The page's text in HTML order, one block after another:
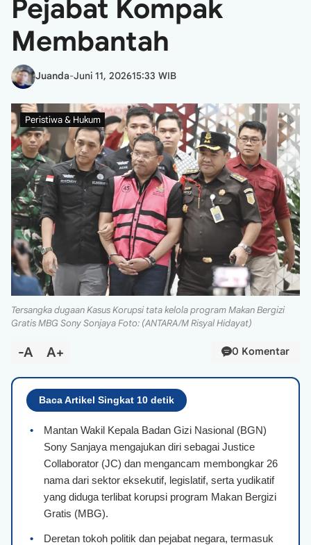
Pejabat Kompak
Membantah
Juanda-Juni 11, 202615:33 WIB
Peristiwa & Hukum
Tersangka dugaan Kasus Korupsi tata kelola program Makan Bergizi
Gratis MBG Sony Sonjaya Foto: (ANTARA/M Risyal Hidayat)
-A A+ 0 Komentar
Baca Artikel Singkat 10 detik
•
Mantan Wakil Kepala Badan Gizi Nasional (BGN)
Sony Sanjaya mengajukan diri sebagai Justice
Collaborator (JC) dan mengancam membongkar 26
nama dari sektor eksekutif, legislatif, serta yudikatif
yang diduga terlibat korupsi program Makan Bergizi
Gratis (MBG).
•
Deretan tokoh politik dan pejabat negara, termasuk